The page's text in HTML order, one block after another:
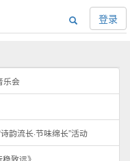
登录
乐会
韵流长·节味绵长”活动
致远》